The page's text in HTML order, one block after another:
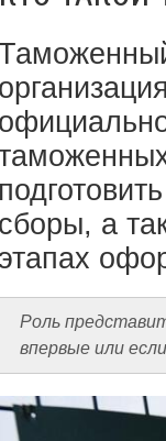
сборы, а
Роль
впервые или